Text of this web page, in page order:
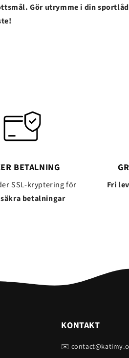
Gör utrymme i din
BETALNING
SSL-kryptering för
säkra betalningar
Fri
KONTAKT
✉️